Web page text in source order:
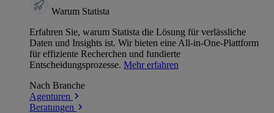
Warum Statista
Erfahren Sie, warum Statista die Lösung für verlässliche
Daten und Insights ist. Wir bieten eine All-in-One-Plattform
für effiziente Recherchen und fundierte
Entscheidungsprozesse. Mehr erfahren
Nach Branche
Agenturen
Beratungen